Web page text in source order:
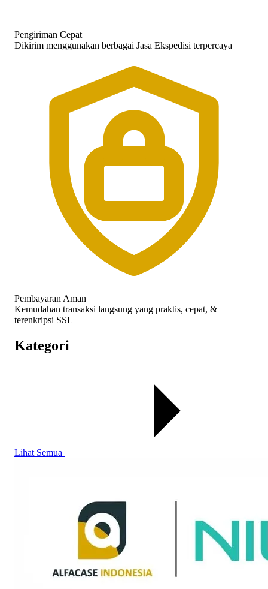
Pengiriman Cepat
Dikirim menggunakan berbagai Jasa Ekspedisi terpercaya
Pembayaran Aman
Kemudahan transaksi langsung yang praktis, cepat, &
terenkripsi SSL
Kategori
Lihat Semua